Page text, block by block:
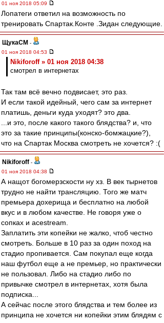
01 ноя 2018 05:09
Лопатеги ответил на возможность по
тренировать Спартак.Конте .Зидан следующие.
ЩукаСМ -
01 ноя 2018 04:53
Nikiforoff » 01 ноя 2018 04:38
смотрел в интернетах
Так там всё вечно подвисает, это раз.
И если такой идейный, чего сам за интернет
платишь, деньги куда уходят? это два.
...и это, после какого такого блядства? и, что
это за такие принципы(конско-бомжацкие?),
что на Спартак Москва смотреть не хочется? :(
Nikiforoff -
01 ноя 2018 04:38
А нащот богомерзскости ну хз. В век тырнетов
трудно не найти трансляцию. Того же матч
премьера дохерища и бесплатно на любой
вкус и в любом качестве. Не говоря уже о
сопках и acestream.
Заплатить эти копейки не жалко, чтоб честно
смотреть. Больше в 10 раз за один поход на
стадио пропивается. Сам покупал еще когда
наш футбол еще а не премьер, но практически
не пользовал. Либо на стадио либо по
привычке смотрел в интернетах, хотя была
подписка...
А сейчас после этого блядства и тем более из
принципа не хочется ни копейки этим блядям с